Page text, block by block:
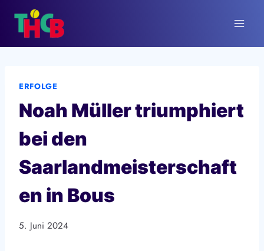
springen
ERFOLGE
Noah Müller triumphiert
bei den
Saarlandmeisterschaft
en in Bous
5. Juni 2024